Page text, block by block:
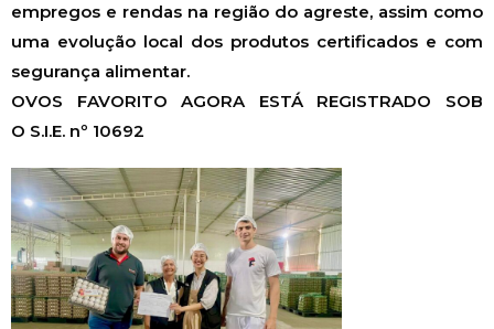
empregos e rendas na região do agreste, assim como
uma evolução local dos produtos certificados e com
segurança alimentar.
OVOS FAVORITO AGORA ESTÁ REGISTRADO SOB
O S.I.E. nº 10692